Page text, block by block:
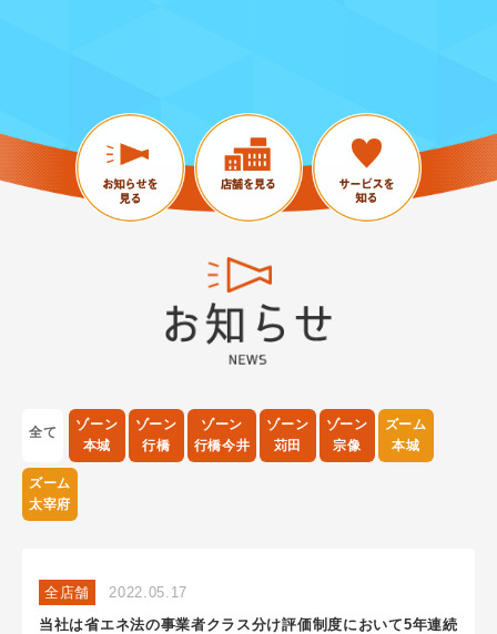
全て
ゾーン
本城
ゾーン
行橋
ゾーン
行橋今井
ゾーン
苅田
ゾーン
宗像
ズーム
本城
ズーム
太宰府
全店舗
2022.05.17
当社は省エネ法の事業者クラス分け評価制度において5年連続